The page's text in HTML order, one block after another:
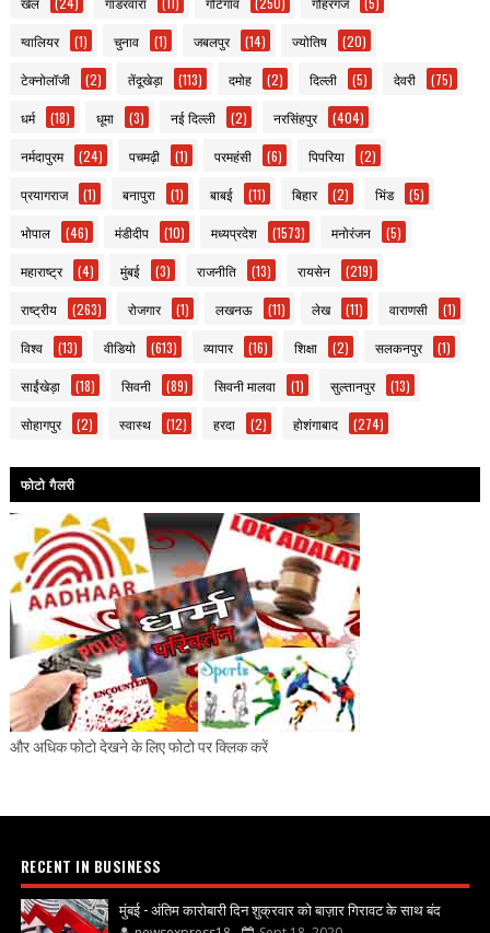
ग्वालियर (1) चुनाव (1) जबलपुर (14) ज्योतिष (20)
टेक्नोलॉजी (2) तेंदूखेड़ा (113) दमोह (2) दिल्ली (5) देवरी (75)
धर्म (18) धूमा (3) नई दिल्ली (2) नरसिंहपुर (404)
नर्मदापुरम (24) पचमढ़ी (1) परमहंसी (6) पिपरिया (2)
प्रयागराज (1) बनापुरा (1) बाबई (11) बिहार (2) भिंड (5)
भोपाल (46) मंडीदीप (10) मध्यप्रदेश (1573) मनोरंजन (5)
महाराष्ट्र (4) मुंबई (3) राजनीति (13) रायसेन (219)
राष्ट्रीय (263) रोजगार (1) लखनऊ (11) लेख (11) वाराणसी (1)
विश्व (13) वीडियो (613) व्यापार (16) शिक्षा (2) सलकनपुर (1)
साईंखेड़ा (18) सिवनी (89) सिवनी मालवा (1) सुल्तानपुर (13)
सोहागपुर (2) स्वास्थ (12) हरदा (2) होशंगाबाद (274)
फोटो गैलरी
और अधिक फोटो देखने के लिए फोटो पर क्लिक करें
RECENT IN BUSINESS
मुंबई - अंतिम कारोबारी दिन शुक्रवार को बाज़ार गिरावट के साथ बंद